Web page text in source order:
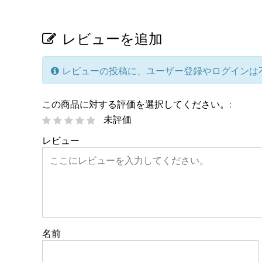
レビューを追加
レビューの投稿に、ユーザー登録やログインは
この商品に対する評価を選択してください。:
未評価
レビュー
名前